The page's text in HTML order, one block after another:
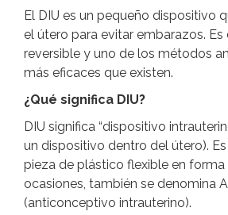
El DIU es un pequeño dispositivo
el útero para evitar embarazos. Es
reversible y uno de los métodos
más eficaces que existen.
¿Qué significa DIU?
DIU significa “dispositivo
un dispositivo dentro del útero).
pieza de plástico flexible en forma
ocasiones, también se denomina
(anticonceptivo intrauterino).